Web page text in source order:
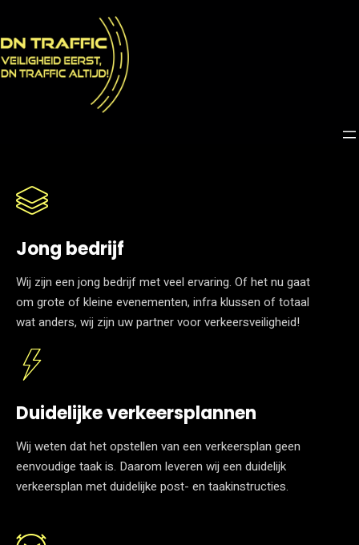
Jong bedrijf
Wij zijn een jong bedrijf met veel ervaring. Of het nu gaat
om grote of kleine evenementen, infra klussen of totaal
wat anders, wij zijn uw partner voor verkeersveiligheid!
Duidelijke verkeersplannen
Wij weten dat het opstellen van een verkeersplan geen
eenvoudige taak is. Daarom leveren wij een duidelijk
verkeersplan met duidelijke post- en taakinstructies.